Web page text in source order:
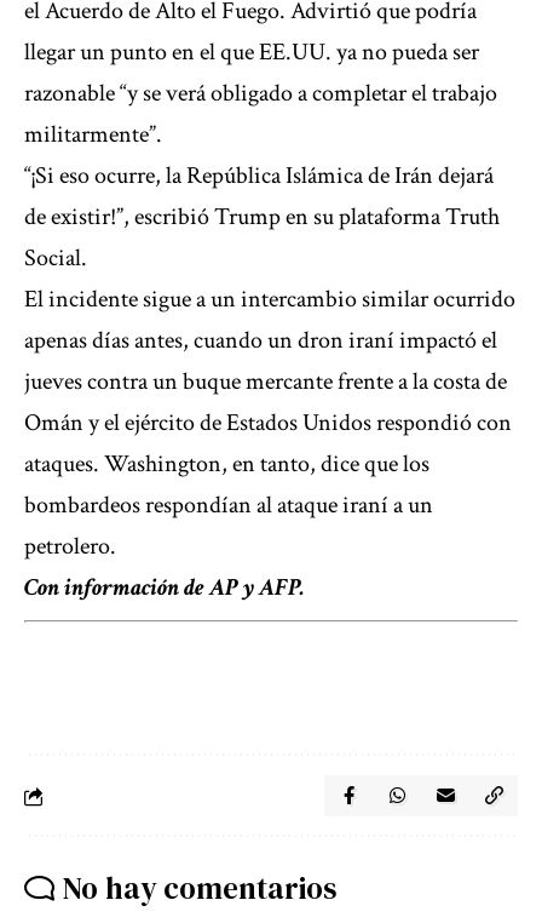
el Acuerdo de Alto el Fuego. Advirtió que podría
llegar un punto en el que EE.UU. ya no pueda ser
razonable “y se verá obligado a completar el trabajo
militarmente”.
“¡Si eso ocurre, la República Islámica de Irán dejará
de existir!”, escribió Trump en su plataforma Truth
Social.
El incidente sigue a un intercambio similar ocurrido
apenas días antes, cuando un dron iraní impactó el
jueves contra un buque mercante frente a la costa de
Omán y el ejército de Estados Unidos respondió con
ataques. Washington, en tanto, dice que los
bombardeos respondían al ataque iraní a un
petrolero.
Con información de AP y AFP.
No hay comentarios